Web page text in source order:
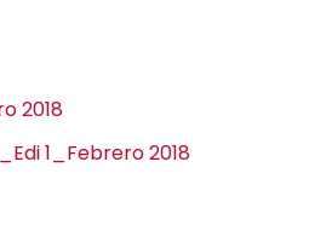
2018
1_Febrero 2018